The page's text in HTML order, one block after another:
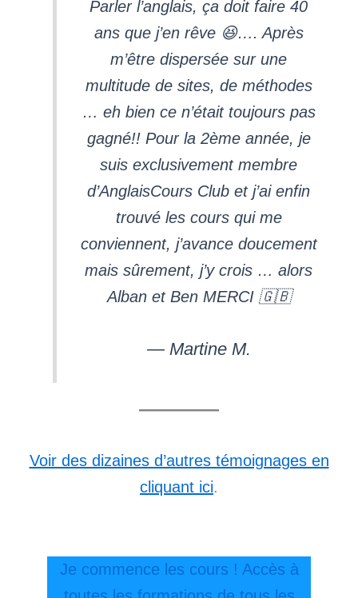
Parler l’anglais, ça doit faire 40
ans que j’en rêve 😆…. Après
m’être dispersée sur une
multitude de sites, de méthodes
… eh bien ce n’était toujours pas
gagné!! Pour la 2ème année, je
suis exclusivement membre
d’AnglaisCours Club et j’ai enfin
trouvé les cours qui me
conviennent, j’avance doucement
mais sûrement, j’y crois … alors
Alban et Ben MERCI 🇬🇧
— Martine M.
Voir des dizaines d’autres témoignages en
cliquant ici.
Je commence les cours ! Accès à